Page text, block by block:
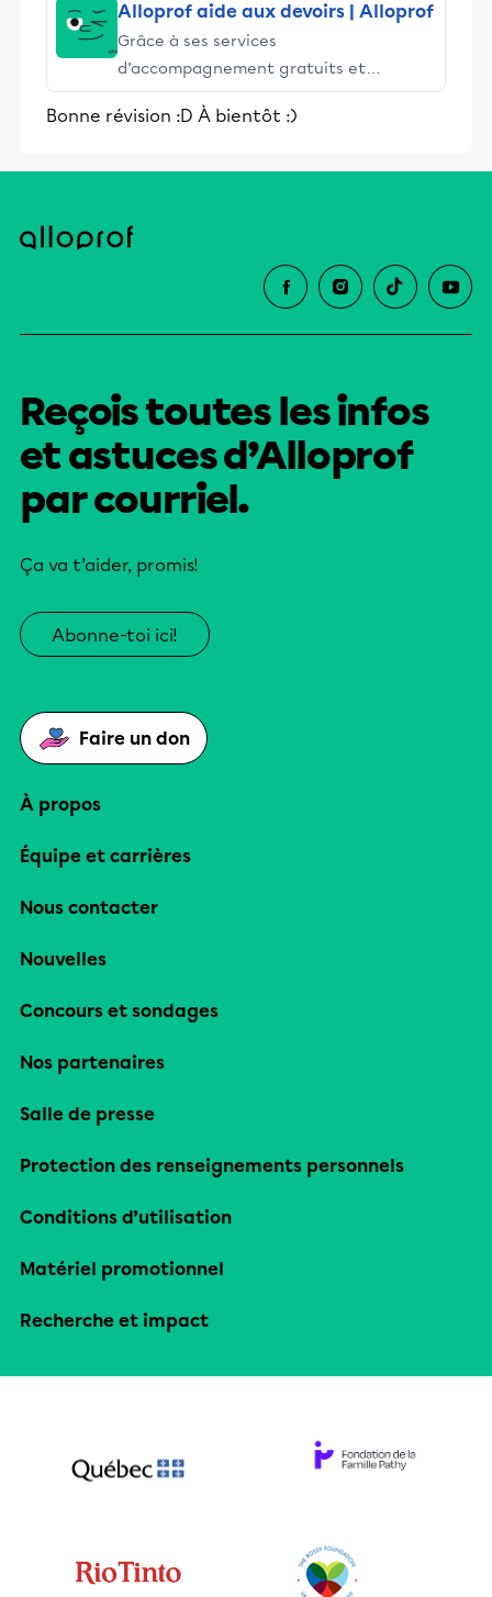
Alloprof aide aux devoirs | Alloprof
Grâce à ses services
d’accompagnement gratuits et
stimulants, Alloprof engage les élèves
et leurs parents dans la réussite
Bonne révision :D À bientôt :)
Reçois toutes les infos
et astuces d’Alloprof
par courriel.
Ça va t’aider, promis!
Abonne-toi ici!
Faire un don
À propos
Équipe et carrières
Nous contacter
Nouvelles
Concours et sondages
Nos partenaires
Salle de presse
Protection des renseignements personnels
Conditions d’utilisation
Matériel promotionnel
Recherche et impact